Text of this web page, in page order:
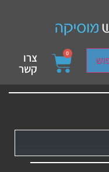
device users,
0 צרו
קשר